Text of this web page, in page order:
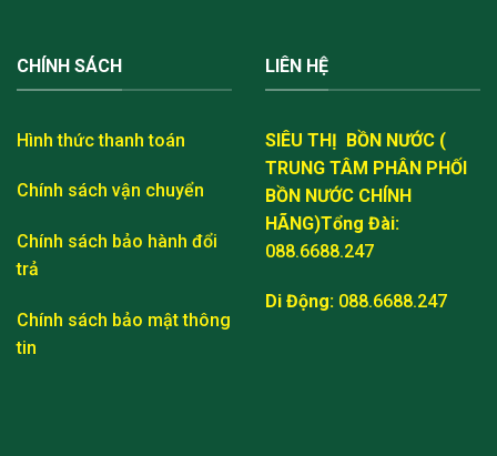
CHÍNH SÁCH
Hình thức thanh toán
Chính sách vận chuyển
Chính sách bảo hành đổi
trả
Chính sách bảo mật thông
tin
LIÊN HỆ
SIÊU THỊ BỒN NƯỚC (
TRUNG TÂM PHÂN PHỐI
BỒN NƯỚC CHÍNH
HÃNG)Tổng Đài:
088.6688.247
Di Động: 088.6688.247